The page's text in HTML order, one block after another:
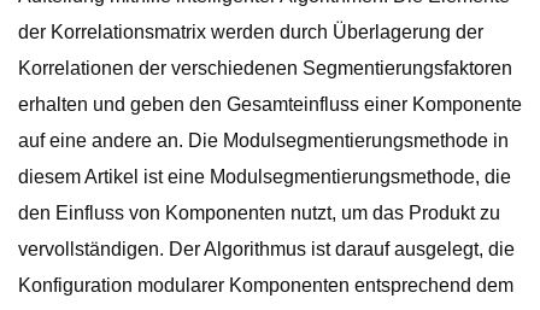
der Korrelationsmatrix werden durch Überlagerung der
Korrelationen der verschiedenen Segmentierungsfaktoren
erhalten und geben den Gesamteinfluss einer Komponente
auf eine andere an. Die Modulsegmentierungsmethode in
diesem Artikel ist eine Modulsegmentierungsmethode, die
den Einfluss von Komponenten nutzt, um das Produkt zu
vervollständigen. Der Algorithmus ist darauf ausgelegt, die
Konfiguration modularer Komponenten entsprechend dem